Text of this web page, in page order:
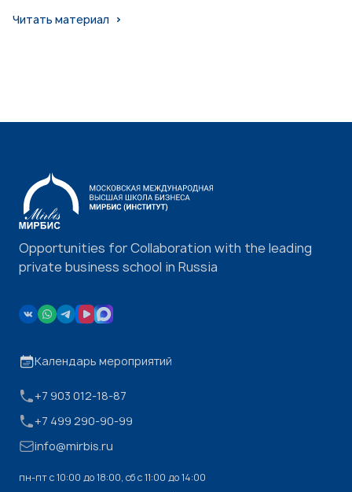
Читать материал
Opportunities for Collaboration with the leading
private business school in Russia
Календарь мероприятий
+7 903 012-18-87
+7 499 290-90-99
info@mirbis.ru
пн-пт с 10:00 до 18:00, cб с 11:00 до 14:00